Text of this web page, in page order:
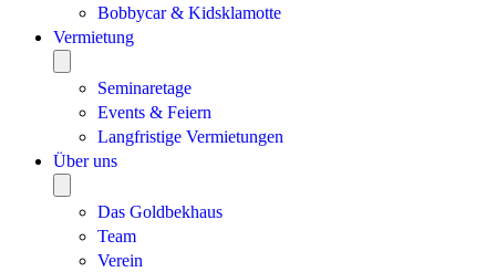
Bobbycar & Kidsklamotte
Vermietung
Seminaretage
Events & Feiern
Langfristige Vermietungen
Über uns
Das Goldbekhaus
Team
Verein